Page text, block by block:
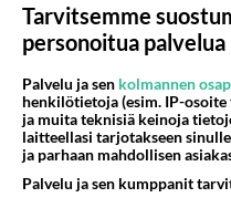
Anonyymi
2023-06-07 13:24:14
Anonyymikirjoitti:
Niin tosiaan
asia😂
Isäsi poika olet 😂
Tarvitsemme
personoitua palvelua
Palvelu ja sen kolmannen
henkilötietoja (esim. IP-
ja muita teknisiä keinoja
laitteellasi tarjotakseen
ja parhaan mahdollisen
Palvelu ja sen kumppanit